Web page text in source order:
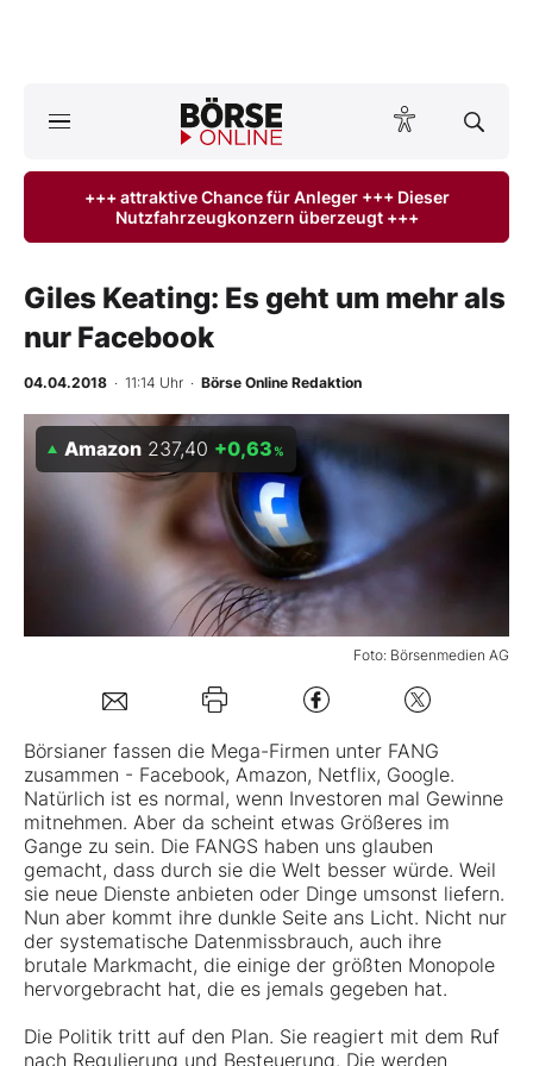
ktuelle Ausgabe BÖRSE ONLINE lesen
Anlageprodukte
Finanz-Check
BO-Musterdepots
Experten
Folgen Sie uns
Kontakt
+++ attraktive Chance für Anleger +++ Dieser
Nutzfahrzeugkonzern überzeugt +++
Giles Keating: Es geht um mehr als
nur Facebook
04.04.2018 · 11:14 Uhr · Börse Online Redaktion
Foto: Börsenmedien AG
Amazon 237,40 +0,63 %
Börsianer fassen die Mega-Firmen unter FANG
zusammen - Facebook, Amazon, Netflix, Google.
Natürlich ist es normal, wenn Investoren mal Gewinne
mitnehmen. Aber da scheint etwas Größeres im
Gange zu sein. Die FANGS haben uns glauben
gemacht, dass durch sie die Welt besser würde. Weil
sie neue Dienste anbieten oder Dinge umsonst liefern.
Nun aber kommt ihre dunkle Seite ans Licht. Nicht nur
der systematische Datenmissbrauch, auch ihre
brutale Markmacht, die einige der größten Monopole
hervorgebracht hat, die es jemals gegeben hat.
Die Politik tritt auf den Plan. Sie reagiert mit dem Ruf
nach Regulierung und Besteuerung. Die werden